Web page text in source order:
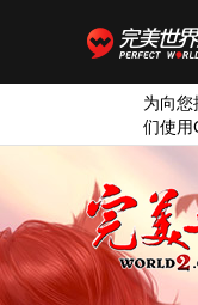
为向
们使用